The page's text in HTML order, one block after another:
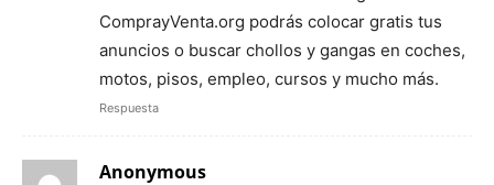
ComprayVenta.org podrás colocar gratis tus
anuncios o buscar chollos y gangas en coches,
motos, pisos, empleo, cursos y mucho más.
Respuesta
Anonymous